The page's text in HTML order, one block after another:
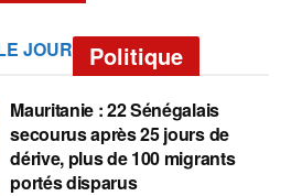
JOUR Politique
Mauritanie : 22 Sénégalais
secourus après 25 jours de
dérive, plus de 100 migrants
portés disparus